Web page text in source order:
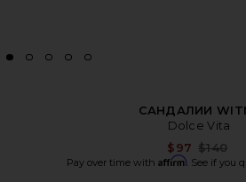
САНДАЛИИ
Dolce Vita
$97 $140
Pay over time with Affirm . See if you